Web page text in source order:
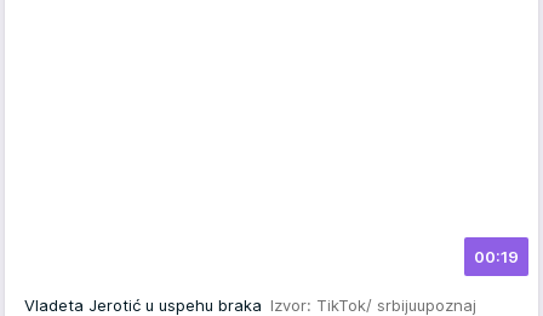
00:19
Vladeta Jerotić u uspehu braka Izvor: TikTok/ srbijuupoznaj